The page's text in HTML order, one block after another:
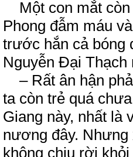
Một con mắt còn
Phong đẫm máu
trước hắn cả bóng
Nguyễn Đại
– Rất ân hận
ta còn trẻ quá
Giang này, nhất là
nương đây. Nhưng
không chịu rời